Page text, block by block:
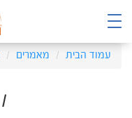
עמוד הבית מאמרים